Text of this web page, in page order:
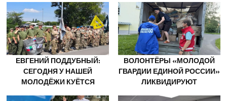
ЗА МУЖЕСТВО В СПАСЕНИИ
ПОСТРАДАВШИХ ОТ
ОБСТРЕЛОВ
SÖNDÜRÜCÜLER VE
JENERATÖRLER KONUSUNDA
YARDIMCI OLACAK
ЕВГЕНИЙ ПОДДУБНЫЙ:
СЕГОДНЯ У НАШЕЙ
МОЛОДЁЖИ КУЁТСЯ
ВОЛОНТЁРЫ «МОЛОДОЙ
ГВАРДИИ ЕДИНОЙ РОССИИ»
ЛИКВИДИРУЮТ